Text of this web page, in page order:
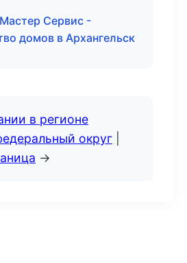
Сервис -
домов в Архангельск
в регионе
округ
→